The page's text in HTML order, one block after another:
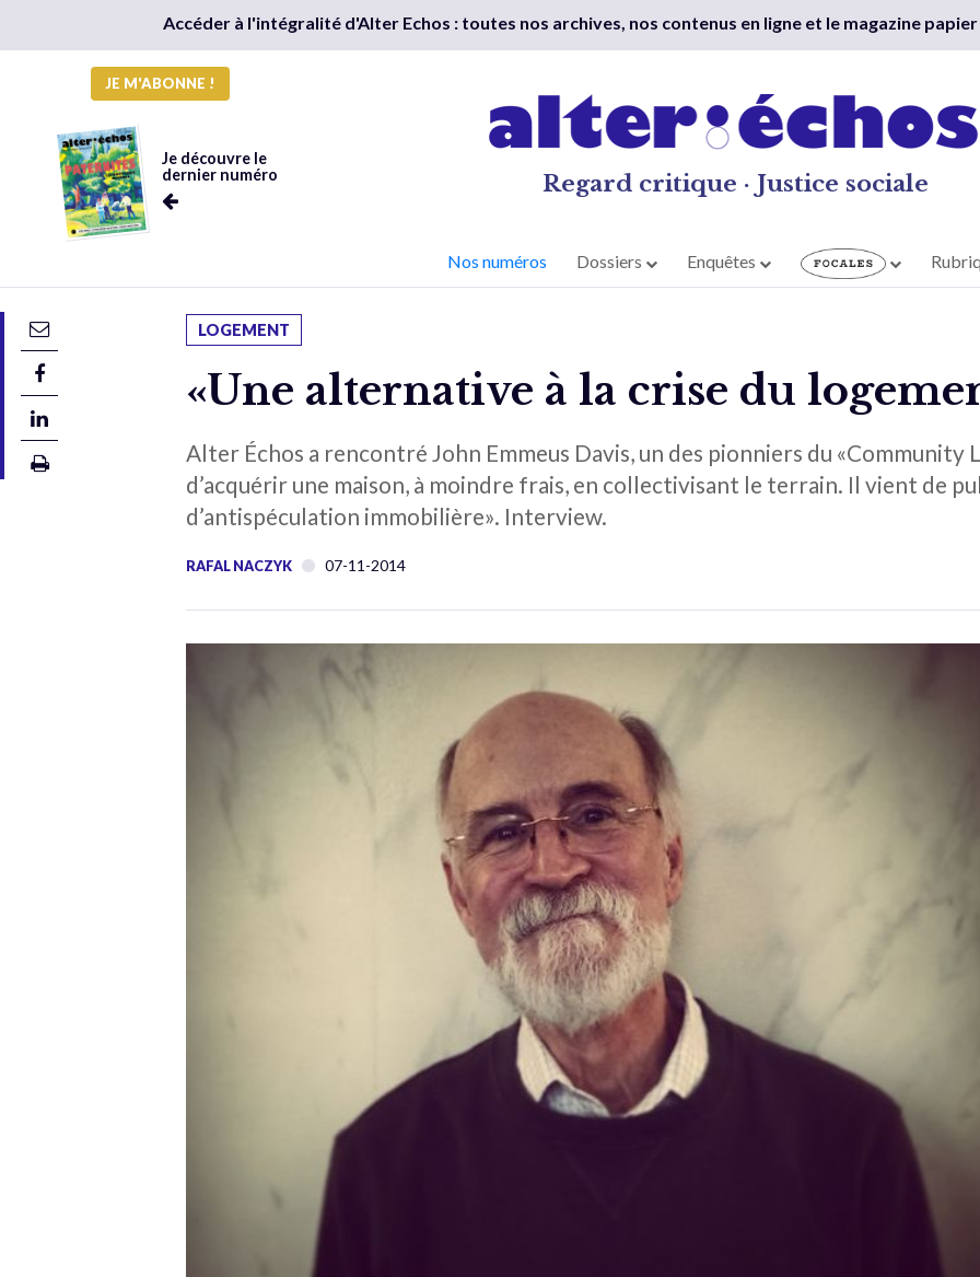
Accéder à l'intégralité d'Alter Echos : toutes nos archives, nos contenus en ligne et le magazine papier
JE M'ABONNE !
Je découvre le
dernier numéro
Regard critique · Justice sociale
Nos numéros Dossiers Enquêtes
LOGEMENT
«Une alternative à la crise du
Alter Échos a rencontré John Emmeus Davis, un des pionniers du «Community
d’acquérir une maison, à moindre frais, en collectivisant le terrain. Il vient de
d’antispéculation immobilière». Interview.
RAFAL NACZYK 07-11-2014